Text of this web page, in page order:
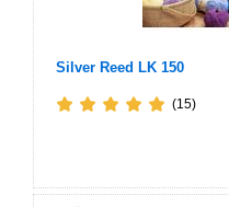
Silver Reed LK 150
(15)